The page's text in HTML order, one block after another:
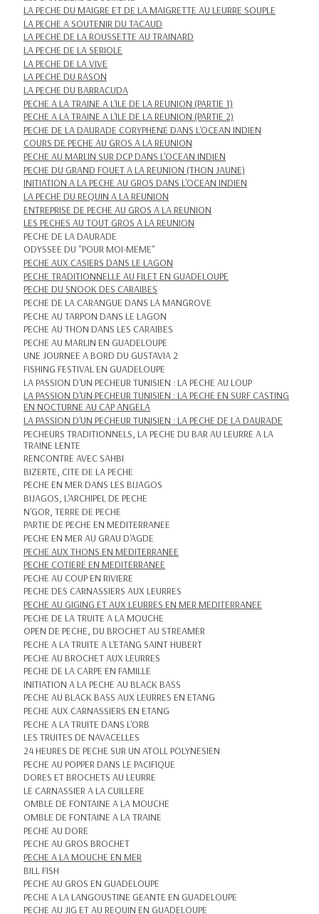
LA PECHE DU MAIGRE ET DE LA MAIGRETTE AU LEURRE SOUPLE
LA PECHE A SOUTENIR DU TACAUD
LA PECHE DE LA ROUSSETTE AU TRAINARD
LA PECHE DE LA SERIOLE
LA PECHE DE LA VIVE
LA PECHE DU RASON
LA PECHE DU BARRACUDA
PECHE A LA TRAINE A L'ILE DE LA REUNION (PARTIE 1)
PECHE A LA TRAINE A L'ILE DE LA REUNION (PARTIE 2)
PECHE DE LA DAURADE CORYPHENE DANS L'OCEAN INDIEN
COURS DE PECHE AU GROS A LA REUNION
PECHE AU MARLIN SUR DCP DANS L'OCEAN INDIEN
PECHE DU GRAND FOUET A LA REUNION (THON JAUNE)
INITIATION A LA PECHE AU GROS DANS L'OCEAN INDIEN
LA PECHE DU REQUIN A LA REUNION
ENTREPRISE DE PECHE AU GROS A LA REUNION
LES PECHES AU TOUT GROS A LA REUNION
PECHE DE LA DAURADE
ODYSSEE DU "POUR MOI-MEME"
PECHE AUX CASIERS DANS LE LAGON
PECHE TRADITIONNELLE AU FILET EN GUADELOUPE
PECHE DU SNOOK DES CARAIBES
PECHE DE LA CARANGUE DANS LA MANGROVE
PECHE AU TARPON DANS LE LAGON
PECHE AU THON DANS LES CARAIBES
PECHE AU MARLIN EN GUADELOUPE
UNE JOURNEE A BORD DU GUSTAVIA 2
FISHING FESTIVAL EN GUADELOUPE
LA PASSION D'UN PECHEUR TUNISIEN : LA PECHE AU LOUP
LA PASSION D'UN PECHEUR TUNISIEN : LA PECHE EN SURF CASTING
EN NOCTURNE AU CAP ANGELA
LA PASSION D'UN PECHEUR TUNISIEN : LA PECHE DE LA DAURADE
PECHEURS TRADITIONNELS, LA PECHE DU BAR AU LEURRE A LA
TRAINE LENTE
RENCONTRE AVEC SAHBI
BIZERTE, CITE DE LA PECHE
PECHE EN MER DANS LES BIJAGOS
BIJAGOS, L'ARCHIPEL DE PECHE
N'GOR, TERRE DE PECHE
PARTIE DE PECHE EN MEDITERRANEE
PECHE EN MER AU GRAU D'AGDE
PECHE AUX THONS EN MEDITERRANEE
PECHE COTIERE EN MEDITERRANEE
PECHE AU COUP EN RIVIERE
PECHE DES CARNASSIERS AUX LEURRES
PECHE AU GIGING ET AUX LEURRES EN MER MEDITERRANEE
PECHE DE LA TRUITE A LA MOUCHE
OPEN DE PECHE, DU BROCHET AU STREAMER
PECHE A LA TRUITE A L'ETANG SAINT HUBERT
PECHE AU BROCHET AUX LEURRES
PECHE DE LA CARPE EN FAMILLE
INITIATION A LA PECHE AU BLACK BASS
PECHE AU BLACK BASS AUX LEURRES EN ETANG
PECHE AUX CARNASSIERS EN ETANG
PECHE A LA TRUITE DANS L'ORB
LES TRUITES DE NAVACELLES
24 HEURES DE PECHE SUR UN ATOLL POLYNESIEN
PECHE AU POPPER DANS LE PACIFIQUE
DORES ET BROCHETS AU LEURRE
LE CARNASSIER A LA CUILLERE
OMBLE DE FONTAINE A LA MOUCHE
OMBLE DE FONTAINE A LA TRAINE
PECHE AU DORE
PECHE AU GROS BROCHET
PECHE A LA MOUCHE EN MER
BILL FISH
PECHE AU GROS EN GUADELOUPE
PECHE A LA LANGOUSTINE GEANTE EN GUADELOUPE
PECHE AU JIG ET AU REQUIN EN GUADELOUPE